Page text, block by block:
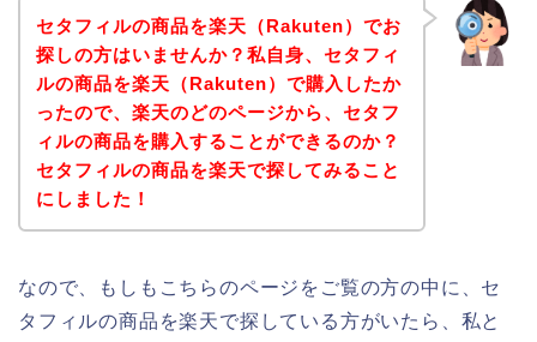
セタフィルの商品を楽天（Rakuten）でお
探しの方はいませんか？私自身、セタフィ
ルの商品を楽天（Rakuten）で購入したか
ったので、楽天のどのページから、セタフ
ィルの商品を購入することができるのか？
セタフィルの商品を楽天で探してみること
にしました！
なので、もしもこちらのページをご覧の方の中に、セ
タフィルの商品を楽天で探している方がいたら、私と